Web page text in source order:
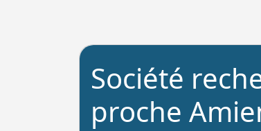
Société
proche